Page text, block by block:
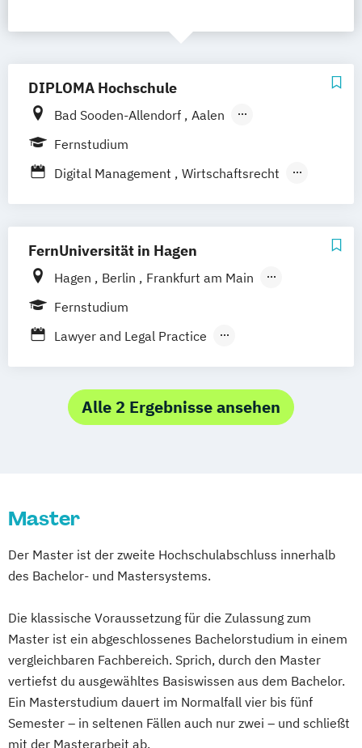
DIPLOMA Hochschule
Bad Sooden-Allendorf
Aalen
Baden-Baden
Heilbronn Kassel Leipzig Mannheim
München Bochum Kaiserslautern
Wiesbaden Regenstauf Dresden
Hoyerswerda Magdeburg
Schwentinental / Kiel Stein / Nürnberg
Fernstudium
Digital Management
Wirtschaftsrecht
FernUniversität in Hagen
Hagen Berlin
Frankfurt am Main
Hamburg
Stuttgart Nürnberg Bonn
Fernstudium
Lawyer and Legal Practice
Alle 2 Ergebnisse ansehen
Master
Der Master ist der zweite Hochschulabschluss innerhalb
des Bachelor- und Mastersystems.
Die klassische Voraussetzung für die Zulassung zum
Master ist ein abgeschlossenes Bachelorstudium in einem
vergleichbaren Fachbereich. Sprich, durch den Master
vertiefst du ausgewähltes Basiswissen aus dem Bachelor.
Ein Masterstudium dauert im Normalfall vier bis fünf
Semester – in seltenen Fällen auch nur zwei – und schließt
mit der Masterarbeit ab.